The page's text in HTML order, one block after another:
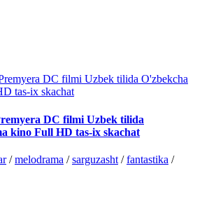
DC filmi Uzbek tilida
kino Full HD tas-ix skachat
/melodrama /sarguzasht /fantastika /